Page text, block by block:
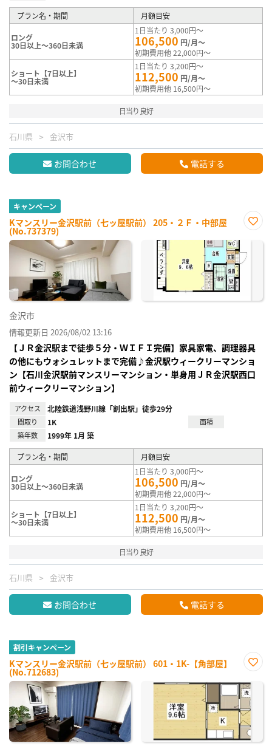
プラン名・期間 月額目安
ロング
30日以上～360日未満
1日当たり 3,000円～
106,500 円/月～
初期費用他 22,000円～
ショート【7日以上】
～30日未満
1日当たり 3,200円～
112,500 円/月～
初期費用他 16,500円～
日当り良好
石川県 金沢市
お問合わせ 電話する
キャンペーン
Kマンスリー金沢駅前（七ッ屋駅前） 205・２Ｆ・中部屋
(No.737379)
に入
り登
録
金沢市
情報更新日 2026/08/02 13:16
【ＪＲ金沢駅まで徒歩５分・ＷＩＦＩ完備】家具家電、調理器具
の他にもウォシュレットまで完備♪金沢駅ウィークリーマンショ
ン【石川金沢駅前マンスリーマンション・単身用ＪＲ金沢駅西口
前ウィークリーマンション】
アクセス 北陸鉄道浅野川線「割出駅」徒歩29分
間取り 1K
面積
築年数
1999年 1月 築
プラン名・期間 月額目安
ロング
30日以上～360日未満
1日当たり 3,000円～
106,500 円/月～
初期費用他 22,000円～
ショート【7日以上】
～30日未満
1日当たり 3,200円～
112,500 円/月～
初期費用他 16,500円～
日当り良好
石川県 金沢市
お問合わせ 電話する
割引キャンペーン
Kマンスリー金沢駅前（七ッ屋駅前） 601・1K-【角部屋】
(No.712683)
に入
り登
録